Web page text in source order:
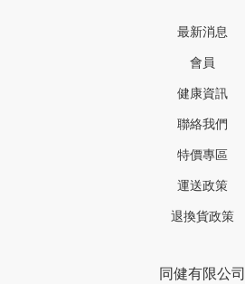
最新消息
會員
健康資訊
聯絡我們
特價專區
運送政策
退換貨政策
同健有限公司